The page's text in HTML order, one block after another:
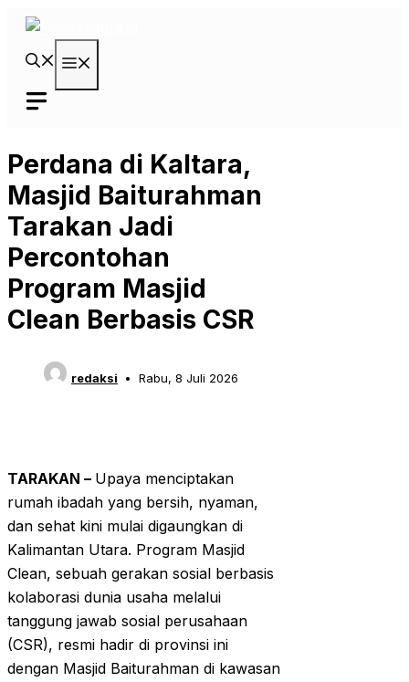
Langsung
Perdana di Kaltara,
Masjid Baiturahman
Tarakan Jadi
Percontohan
Program Masjid
Clean Berbasis CSR
redaksi Rabu, 8 Juli 2026
TARAKAN – Upaya menciptakan
rumah ibadah yang bersih, nyaman,
dan sehat kini mulai digaungkan di
Kalimantan Utara. Program Masjid
Clean, sebuah gerakan sosial berbasis
kolaborasi dunia usaha melalui
tanggung jawab sosial perusahaan
(CSR), resmi hadir di provinsi ini
dengan Masjid Baiturahman di kawasan